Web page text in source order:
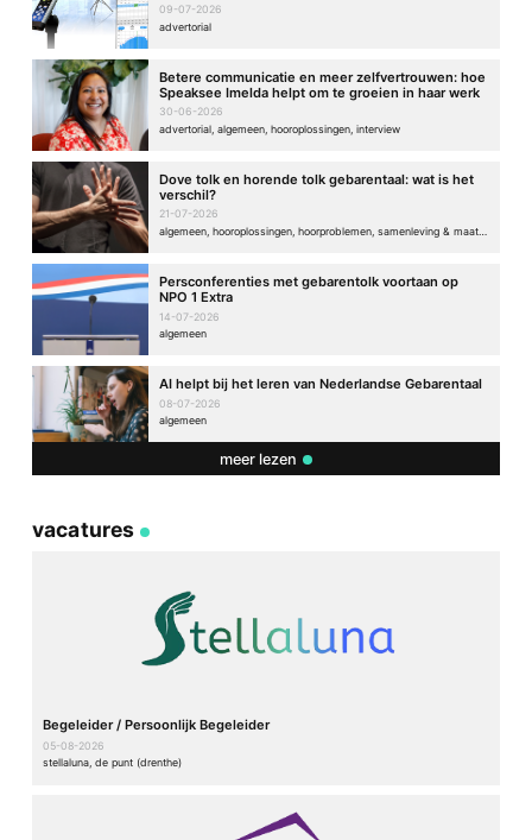
09-07-2026
advertorial
Betere communicatie en meer zelfvertrouwen: hoe
Speaksee Imelda helpt om te groeien in haar werk
30-06-2026
advertorial, algemeen, hooroplossingen, interview
Dove tolk en horende tolk gebarentaal: wat is het
verschil?
21-07-2026
Persconferenties met gebarentolk voortaan op
NPO 1 Extra
14-07-2026
algemeen
AI helpt bij het leren van Nederlandse Gebarentaal
08-07-2026
algemeen
meer lezen
vacatures
Begeleider / Persoonlijk Begeleider
05-08-2026
stellaluna, de punt (drenthe)